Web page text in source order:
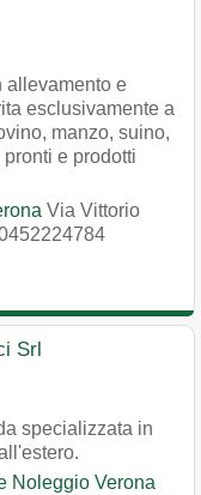
allevamento e
esclusivamente a
manzo, suino,
e prodotti
Via Vittorio
Srl
specializzata in
Noleggio Verona